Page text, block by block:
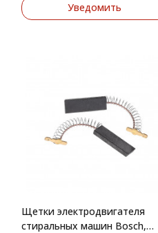
Уведомить
Щетки электродвигателя
стиральных машин Bosch,